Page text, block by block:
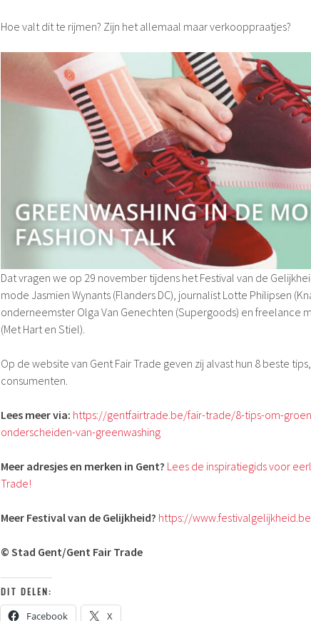
Hoe valt dit te rijmen? Zijn het allemaal maar verkooppraatjes?
Dat vragen we op 29 november tijdens het Festival van de
mode Jasmien Wynants (Flanders DC), journalist Lotte Philipsen
onderneemster Olga Van Genechten (Supergoods) en freelance
(Met Hart en Stiel).
Op de website van Gent Fair Trade geven zij alvast hun 8 beste
consumenten.
Lees meer via: https://gentfairtrade.be/fair-trade/8-tips-om-
onderscheiden-van-greenwashing
Meer adresjes en merken in Gent? Lees de inspiratiegids voor
Trade!
Meer Festival van de Gelijkheid? https://
© Stad Gent/Gent Fair Trade
DIT DELEN:
Facebook X